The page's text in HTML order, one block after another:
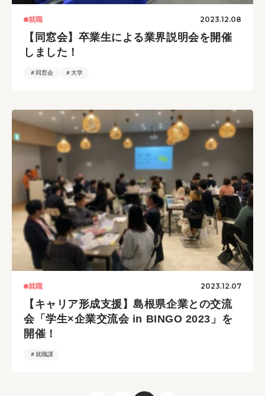
就職 2023.12.08
【同窓会】卒業生による業界説明会を開催
しました！
＃同窓会 ＃大学
就職 2023.12.07
【キャリア形成支援】島根県企業との交流
会「学生×企業交流会 in BINGO 2023」を
開催！
＃就職課